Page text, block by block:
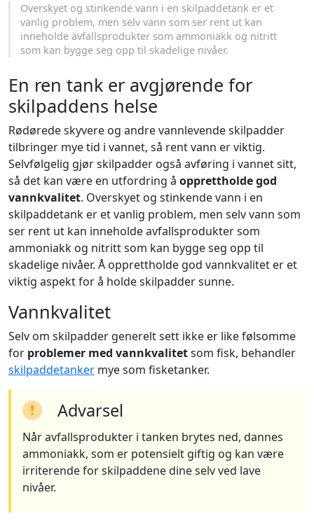
Overskyet og stinkende vann i en skilpaddetank er et
vanlig problem, men selv vann som ser rent ut kan
inneholde avfallsprodukter som ammoniakk og nitritt
som kan bygge seg opp til skadelige nivåer.
En ren tank er avgjørende for
skilpaddens helse
Rødørede skyvere og andre vannlevende skilpadder
tilbringer mye tid i vannet, så rent vann er viktig.
Selvfølgelig gjør skilpadder også avføring i vannet sitt,
så det kan være en utfordring å opprettholde god
vannkvalitet. Overskyet og stinkende vann i en
skilpaddetank er et vanlig problem, men selv vann som
ser rent ut kan inneholde avfallsprodukter som
ammoniakk og nitritt som kan bygge seg opp til
skadelige nivåer. Å opprettholde god vannkvalitet er et
viktig aspekt for å holde skilpadder sunne.
Vannkvalitet
Selv om skilpadder generelt sett ikke er like følsomme
for problemer med vannkvalitetsom fisk, behandler
skilpaddetanker mye som fisketanker.
Advarsel
Når avfallsprodukter i tanken brytes ned, dannes
ammoniakk, som er potensielt giftig og kan være
irriterende for skilpaddene dine selv ved lave
nivåer.